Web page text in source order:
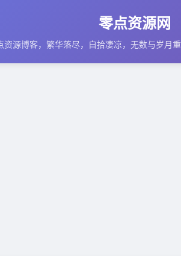
零点资源网
资源博客，繁华落尽，自拾凄凉，无数与岁月